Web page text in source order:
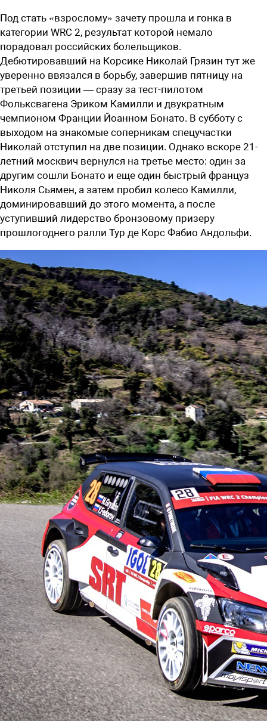
Под стать «взрослому» зачету прошла и гонка в
категории WRC 2, результат которой немало
порадовал российских болельщиков.
Дебютировавший на Корсике Николай Грязин тут же
уверенно ввязался в борьбу, завершив пятницу на
третьей позиции — сразу за тест-пилотом
Фольксвагена Эриком Камилли и двукратным
чемпионом Франции Йоанном Бонато. В субботу с
выходом на знакомые соперникам спецучастки
Николай отступил на две позиции. Однако вскоре 21-
летний москвич вернулся на третье место: один за
другим сошли Бонато и еще один быстрый француз
Николя Сьямен, а затем пробил колесо Камилли,
доминировавший до этого момента, а после
уступивший лидерство бронзовому призеру
прошлогоднего ралли Тур де Корс Фабио Андольфи.